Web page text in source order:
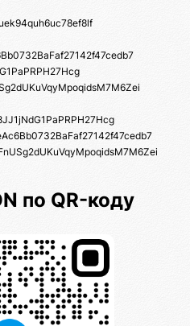
по QR-коду